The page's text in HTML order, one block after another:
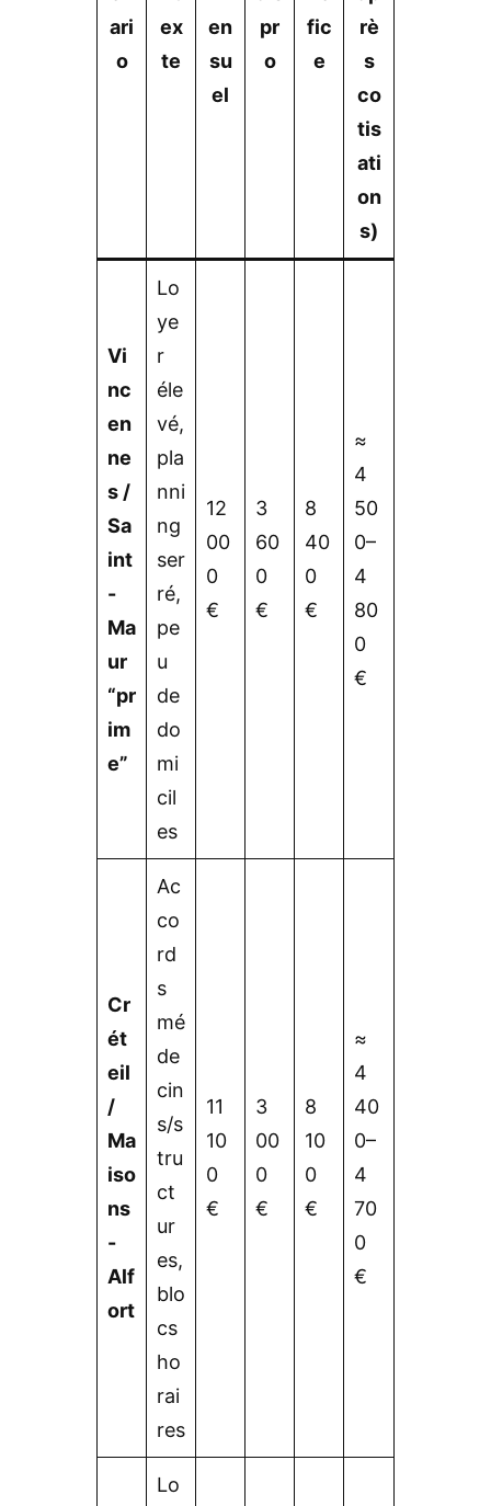
ari
o
ex
te
en
su
el
pr
o
fic
e
rè
s
co
tis
ati
on
s)
Vi
nc
en
ne
s /
Sa
int
-
Ma
ur
“pr
im
e”
Lo
ye
r
éle
vé,
pla
nni
ng
ser
ré,
pe
u
de
do
mi
cil
es
12
00
0
€
3
60
0
€
8
40
0
€
≈
4
50
0–
4
80
0
€
Cr
ét
eil
/
Ma
iso
ns
-
Alf
ort
Ac
co
rd
s
mé
de
cin
s/s
tru
ct
ur
es,
blo
cs
ho
rai
res
11
10
0
€
3
00
0
€
8
10
0
€
≈
4
40
0–
4
70
0
€
Lo